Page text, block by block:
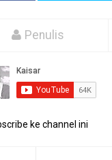
Penulis
ke channel ini